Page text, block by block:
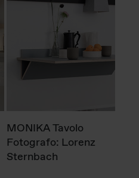
MONIKA Tavolo
Fotografo: Lorenz
Sternbach